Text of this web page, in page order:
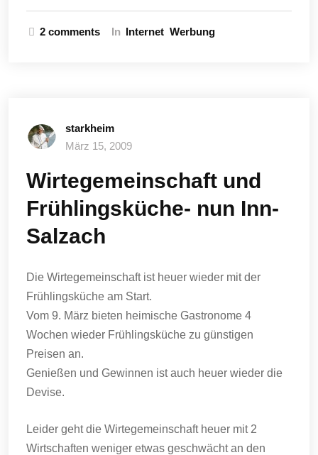
2 comments In Internet Werbung
starkheim
März 15, 2009
Wirtegemeinschaft und
Frühlingsküche- nun Inn-
Salzach
Die Wirtegemeinschaft ist heuer wieder mit der
Frühlingsküche am Start.
Vom 9. März bieten heimische Gastronome 4
Wochen wieder Frühlingsküche zu günstigen
Preisen an.
Genießen und Gewinnen ist auch heuer wieder die
Devise.
Leider geht die Wirtegemeinschaft heuer mit 2
Wirtschaften weniger etwas geschwächt an den